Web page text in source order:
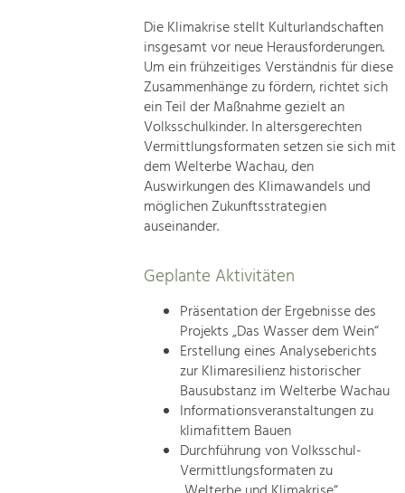
Die Klimakrise stellt Kulturlandschaften
insgesamt vor neue Herausforderungen.
Um ein frühzeitiges Verständnis für diese
Zusammenhänge zu fördern, richtet sich
ein Teil der Maßnahme gezielt an
Volksschulkinder. In altersgerechten
Vermittlungsformaten setzen sie sich mit
dem Welterbe Wachau, den
Auswirkungen des Klimawandels und
möglichen Zukunftsstrategien
auseinander.
Geplante Aktivitäten
Präsentation der Ergebnisse des
Projekts „Das Wasser dem Wein“
Erstellung eines Analyseberichts
zur Klimaresilienz historischer
Bausubstanz im Welterbe Wachau
Informationsveranstaltungen zu
klimafittem Bauen
Durchführung von Volksschul-
Vermittlungsformaten zu